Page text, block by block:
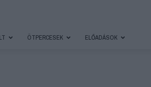
ÖTPERCESEK ELŐADÁSOK